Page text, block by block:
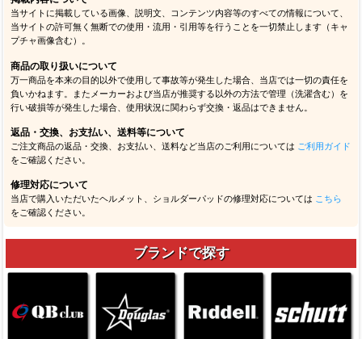
当サイトに掲載している画像、説明文、コンテンツ内容等のすべての情報について、
当サイトの許可無く無断での使用・流用・引用等を行うことを一切禁止します（キャ
プチャ画像含む）。
商品の取り扱いについて
万一商品を本来の目的以外で使用して事故等が発生した場合、当店では一切の責任を
負いかねます。またメーカーおよび当店が推奨する以外の方法で管理（洗濯含む）を
行い破損等が発生した場合、使用状況に関わらず交換・返品はできません。
返品・交換、お支払い、送料等について
ご注文商品の返品・交換、お支払い、送料など当店のご利用については ご利用ガイド
をご確認ください。
修理対応について
当店で購入いただいたヘルメット、ショルダーパッドの修理対応については こちら
をご確認ください。
ブランドで探す